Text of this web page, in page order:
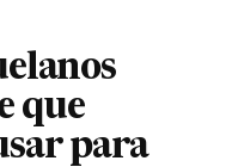
que
para